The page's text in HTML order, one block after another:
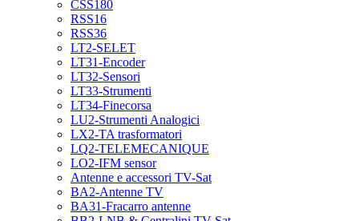
CSS180
RSS16
RSS36
LT2-SELET
LT31-Encoder
LT32-Sensori
LT33-Strumenti
LT34-Finecorsa
LU2-Strumenti Analogici
LX2-TA trasformatori
LQ2-TELEMECANIQUE
LO2-IFM sensor
Antenne e accessori TV-Sat
BA2-Antenne TV
BA31-Fracarro antenne